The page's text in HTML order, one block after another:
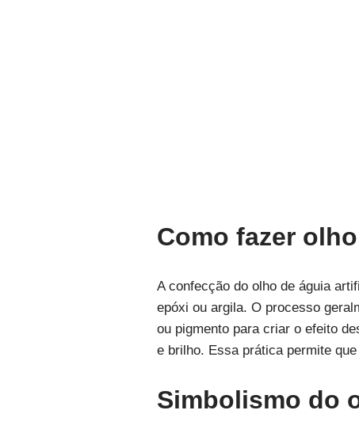
Como fazer
A confecção do olho de águia
epóxi ou argila. O processo
ou pigmento para criar o efeito
e brilho. Essa prática permite
Simbolismo do